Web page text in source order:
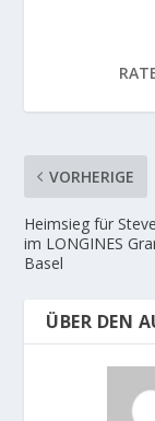
VORHERIGE
Heimsieg für
im LONGINES
Basel
ÜBER DEN